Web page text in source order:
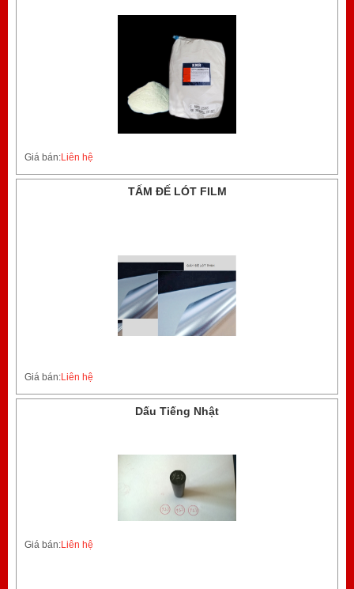
Giá bán:Liên hệ
TẤM ĐẾ LÓT FILM
Giá bán:Liên hệ
Dấu Tiếng Nhật
Giá bán:Liên hệ